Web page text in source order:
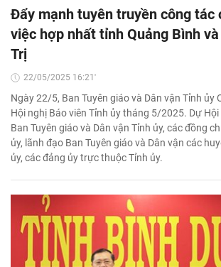
Đẩy mạnh tuyên truyền công tác
việc hợp nhất tỉnh Quảng Bình
Trị
22/05/2025 16:21'
Ngày 22/5, Ban Tuyên giáo và Dân vận Tỉnh ủy
Hội nghị Báo viên Tỉnh ủy tháng 5/2025. Dự
Ban Tuyên giáo và Dân vận Tỉnh ủy, các đồng
ủy, lãnh đạo Ban Tuyên giáo và Dân vận các
ủy, các đảng ủy trực thuộc Tỉnh ủy.